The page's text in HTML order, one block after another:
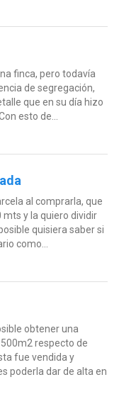
finca, pero todavía
de segregación,
que en su día hizo
esto de...
al comprarla, que
mts y la quiero dividir
quisiera saber si
como...
obtener una
respecto de
fue vendida y
poderla dar de alta en